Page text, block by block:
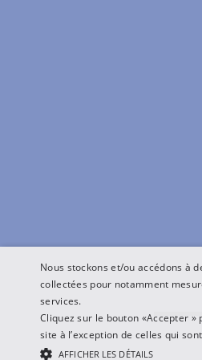
Nous stockons et/ou accédons à
collectées pour notamment
services.
Cliquez sur le bouton «Accepter
site à l’exception de celles qui
AFFICHER LES DÉTAILS